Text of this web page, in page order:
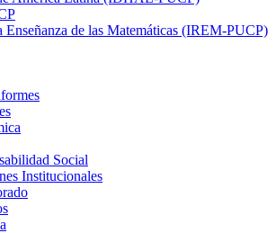
de las Matemáticas (IREM-PUCP)
Social
Institucionales